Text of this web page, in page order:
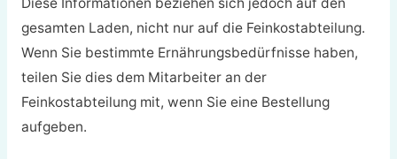
gesamten Laden, nicht nur auf die Feinkostabteilung.
Wenn Sie bestimmte Ernährungsbedürfnisse haben,
teilen Sie dies dem Mitarbeiter an der
Feinkostabteilung mit, wenn Sie eine Bestellung
aufgeben.